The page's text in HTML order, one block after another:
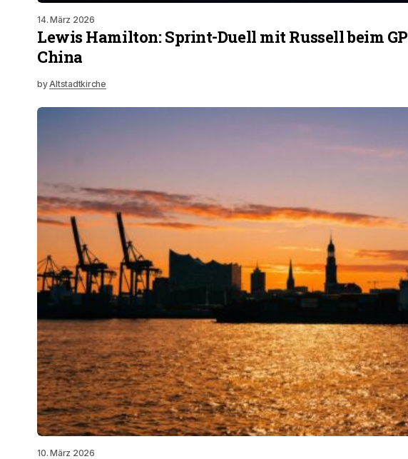
14. März 2026
Lewis Hamilton: Sprint-Duell mit Russell beim GP
China
byAltstadtkirche
10. März 2026